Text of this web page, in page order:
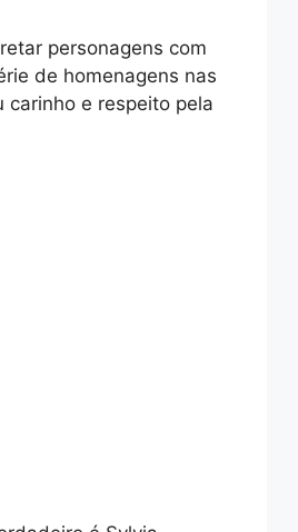
personagens com
de homenagens nas
carinho e respeito pela